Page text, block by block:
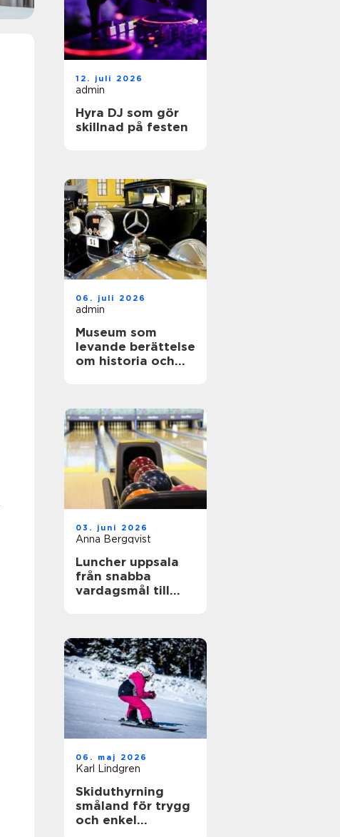
12. juli 2026
admin
Hyra DJ som gör
skillnad på festen
06. juli 2026
admin
Museum som
levande berättelse
om historia och
03. juni 2026
Anna Bergqvist
Luncher uppsala
från snabba
vardagsmål till
06. maj 2026
Karl Lindgren
Skiduthyrning
småland för trygg
och enkel